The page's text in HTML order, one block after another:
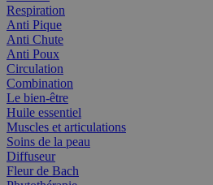
Respiration
Anti Pique
Anti Chute
Anti Poux
Circulation
Combination
Le bien-être
Huile essentiel
Muscles et articulations
Soins de la peau
Diffuseur
Fleur de Bach